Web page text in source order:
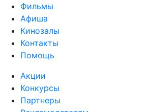
Фильмы
Афиша
Кинозалы
Контакты
Помощь
Акции
Конкурсы
Партнеры